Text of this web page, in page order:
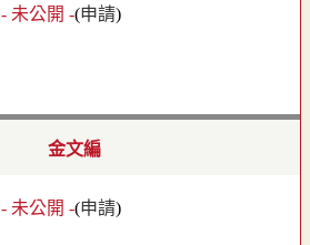
- 未公開 -(申請)
金文編
- 未公開 -(申請)